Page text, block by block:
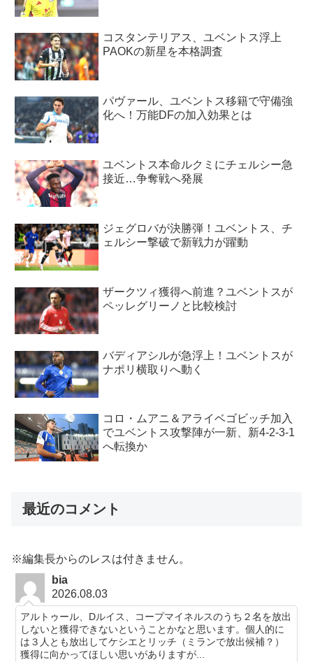
コスタンテリアス、ユベントス浮上
PAOKの新星を本格調査
パヴァール、ユベントス移籍で守備強
化へ！万能DFの加入効果とは
ユベントス本命ルクミにチェルシー急
接近…争奪戦へ発展
ジェグロバが決勝弾！ユベントス、チ
ェルシー撃破で新戦力が躍動
ザークツィ獲得へ前進？ユベントスが
ペッレグリーノと比較検討
バディアシルが急浮上！ユベントスが
ナポリ横取りへ動く
コロ・ムアニ＆アライベゴビッチ加入
でユベントス攻撃陣が一新、新4-2-3-1
へ転換か
最近のコメント
※編集長からのレスは付きません。
bia
2026.08.03
アルトゥール、Dルイス、コープマイネルスのうち２名を放出
しないと獲得できないということかなと思います。個人的に
は３人とも放出してケシエとリッチ（ミランで放出候補？）
獲得に向かってほしい思いがありますが...